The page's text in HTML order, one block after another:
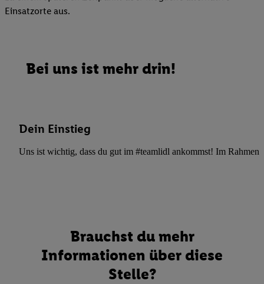
Einsatzorte aus.
Bei uns ist mehr drin!
Dein Einstieg
Uns ist wichtig, dass du gut im #teamlidl ankommst! Im Rahmen
Brauchst du mehr
Informationen über diese
Stelle?